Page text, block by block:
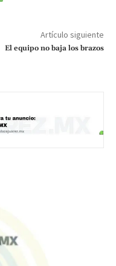
Artículo siguiente
El equipo no baja los brazos